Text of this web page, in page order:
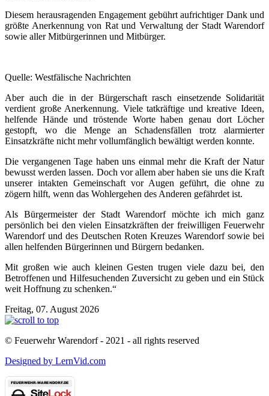
Diesem herausragenden Engagement gebührt aufrichtiger Dank und
größte Anerkennung von Rat und Verwaltung der Stadt Warendorf
sowie aller Mitbürgerinnen und Mitbürger.
Quelle: Westfälische Nachrichten
Aber auch die in der Bürgerschaft rasch einsetzende Solidarität
verdient große Anerkennung. Viele tatkräftige und kreative Ideen,
helfende Hände und tröstende Worte haben genau dort Löcher
gestopft, wo die Menge an Schadensfällen trotz alarmierter
Einsatzkräfte nicht mehr vollumfänglich bewältigt werden konnte.
Die vergangenen Tage haben uns einmal mehr die Kraft der Natur
bewusst werden lassen. Doch vor allem aber haben sie uns die Kraft
unserer intakten Gemeinschaft vor Augen geführt, die ohne zu
zögern hilft, wenn das Wohlergehen des Anderen gefährdet ist.
Als Bürgermeister der Stadt Warendorf möchte ich mich ganz
persönlich bei den vielen Einsatzkräften der freiwilligen Feuerwehr
Warendorf und des Deutschen Roten Kreuzes Warendorf sowie bei
allen helfenden Bürgerinnen und Bürgern bedanken.
Mit großen wie auch kleinen Gesten trugen viele dazu bei, den
Betroffenen und Hilfesuchenden Zuversicht zu geben und ein Stück
weit Hoffnung zu schenken.“
Freitag, 07. August 2026
© Feuerwehr Warendorf - 2021 - all rights reserved
Designed by LernVid.com